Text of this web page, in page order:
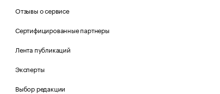
Отзывы о сервисе
Сертифицированные партнеры
Лента публикаций
Эксперты
Выбор редакции